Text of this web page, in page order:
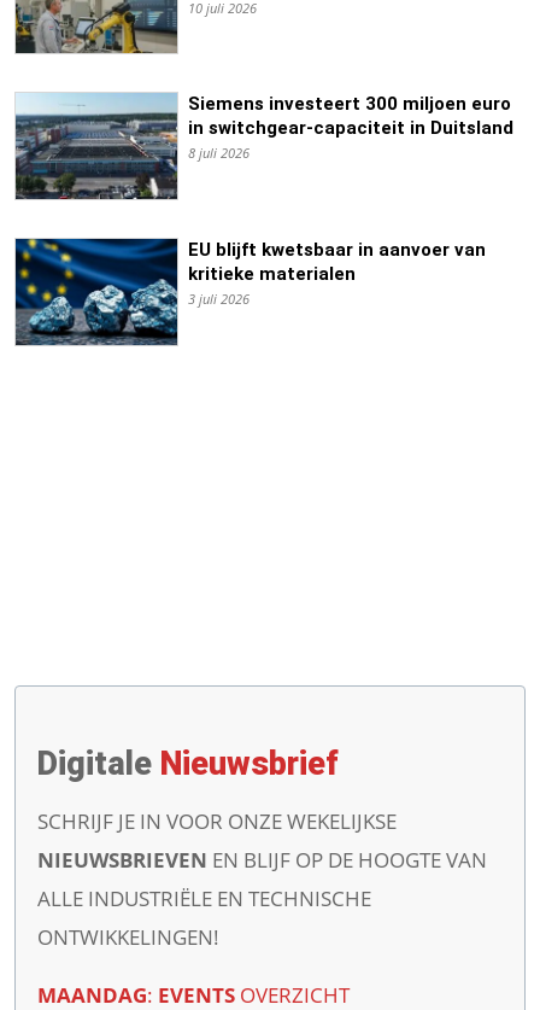
10 juli 2026
Siemens investeert 300 miljoen euro
in switchgear-capaciteit in Duitsland
8 juli 2026
EU blijft kwetsbaar in aanvoer van
kritieke materialen
3 juli 2026
Digitale Nieuwsbrief
SCHRIJF JE IN VOOR ONZE WEKELIJKSE
NIEUWSBRIEVEN EN BLIJF OP DE HOOGTE VAN
ALLE INDUSTRIËLE EN TECHNISCHE
ONTWIKKELINGEN!
MAANDAG: EVENTS OVERZICHT